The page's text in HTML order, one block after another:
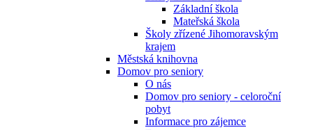
Základní škola
Mateřská škola
Školy zřízené Jihomoravským
krajem
Městská knihovna
Domov pro seniory
O nás
Domov pro seniory - celoroční
pobyt
Informace pro zájemce